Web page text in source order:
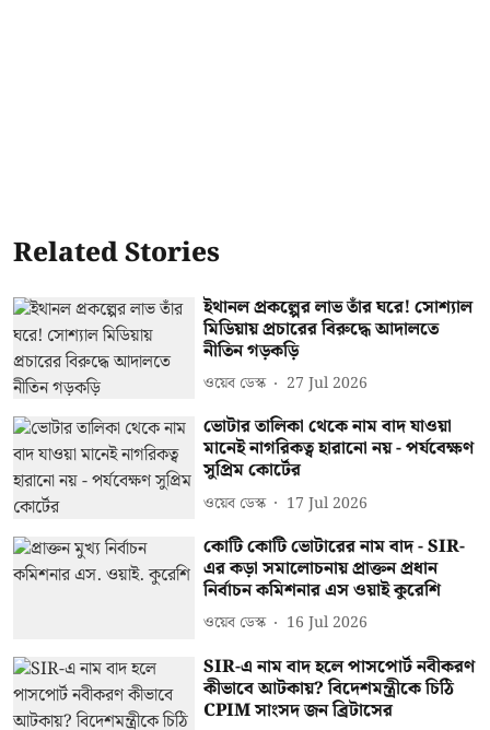
Related Stories
ইথানল প্রকল্পের লাভ তাঁর ঘরে! সোশ্যাল
মিডিয়ায় প্রচারের বিরুদ্ধে আদালতে
নীতিন গড়কড়ি
ওয়েব ডেস্ক 27 Jul 2026
ভোটার তালিকা থেকে নাম বাদ যাওয়া
মানেই নাগরিকত্ব হারানো নয় - পর্যবেক্ষণ
সুপ্রিম কোর্টের
ওয়েব ডেস্ক 17 Jul 2026
কোটি কোটি ভোটারের নাম বাদ - SIR-
এর কড়া সমালোচনায় প্রাক্তন প্রধান
নির্বাচন কমিশনার এস ওয়াই কুরেশি
ওয়েব ডেস্ক 16 Jul 2026
SIR-এ নাম বাদ হলে পাসপোর্ট নবীকরণ
কীভাবে আটকায়? বিদেশমন্ত্রীকে চিঠি
CPIM সাংসদ জন ব্রিটাসের